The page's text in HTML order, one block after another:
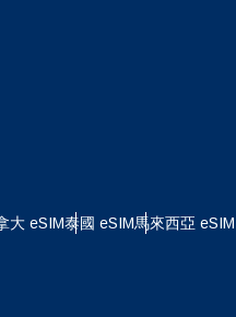
大 eSIM泰國 eSIM馬來西亞 eSIM